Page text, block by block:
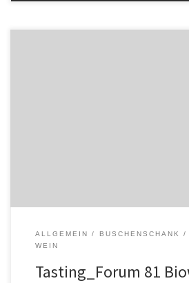
ALLGEMEIN BUSCHENSCHANK
WEIN
Tasting_Forum 81